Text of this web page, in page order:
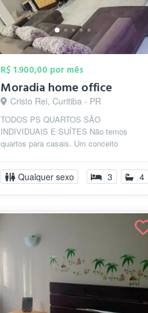
R$ 1.900,00 por mês
Moradia home office
Cristo Rei, Curitiba - PR
TODOS PS QUARTOS SÃO
INDIVIDUAIS E SUÍTES Não temos
quartos para casais. Um conceito
melhores bairros de Curit...
Qualquer sexo 3 4